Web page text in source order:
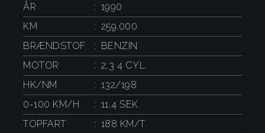
ÅR
1990
KM
259.000
BRÆNDSTOF
BENZIN
MOTOR
2,3 4 CYL.
HK/NM
132/198
0-100 KM/H
11,4 SEK.
TOPFART
188 KM/T